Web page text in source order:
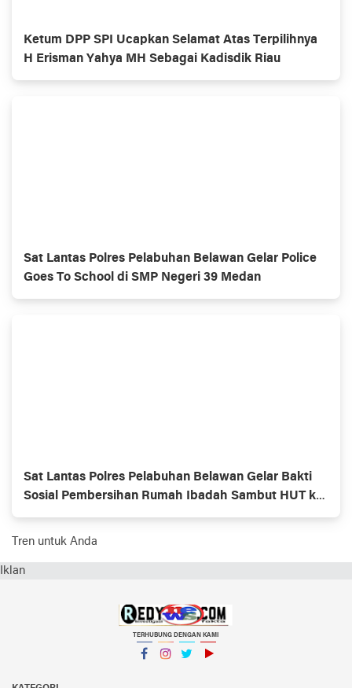
Ketum DPP SPI Ucapkan Selamat Atas Terpilihnya
H Erisman Yahya MH Sebagai Kadisdik Riau
Sat Lantas Polres Pelabuhan Belawan Gelar Police
Goes To School di SMP Negeri 39 Medan
Sat Lantas Polres Pelabuhan Belawan Gelar Bakti
Sosial Pembersihan Rumah Ibadah Sambut HUT ke-
70 Polisi Lalu Lintas
Tren untuk Anda
Iklan
TERHUBUNG DENGAN KAMI